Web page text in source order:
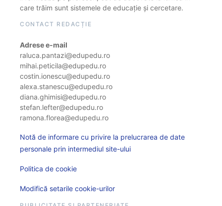
care trăim sunt sistemele de educație și cercetare.
CONTACT REDACȚIE
Adrese e-mail
raluca.pantazi@edupedu.ro
mihai.peticila@edupedu.ro
costin.ionescu@edupedu.ro
alexa.stanescu@edupedu.ro
diana.ghimisi@edupedu.ro
stefan.lefter@edupedu.ro
ramona.florea@edupedu.ro
Notă de informare cu privire la prelucrarea de date
personale prin intermediul site-ului
Politica de cookie
Modifică setarile cookie-urilor